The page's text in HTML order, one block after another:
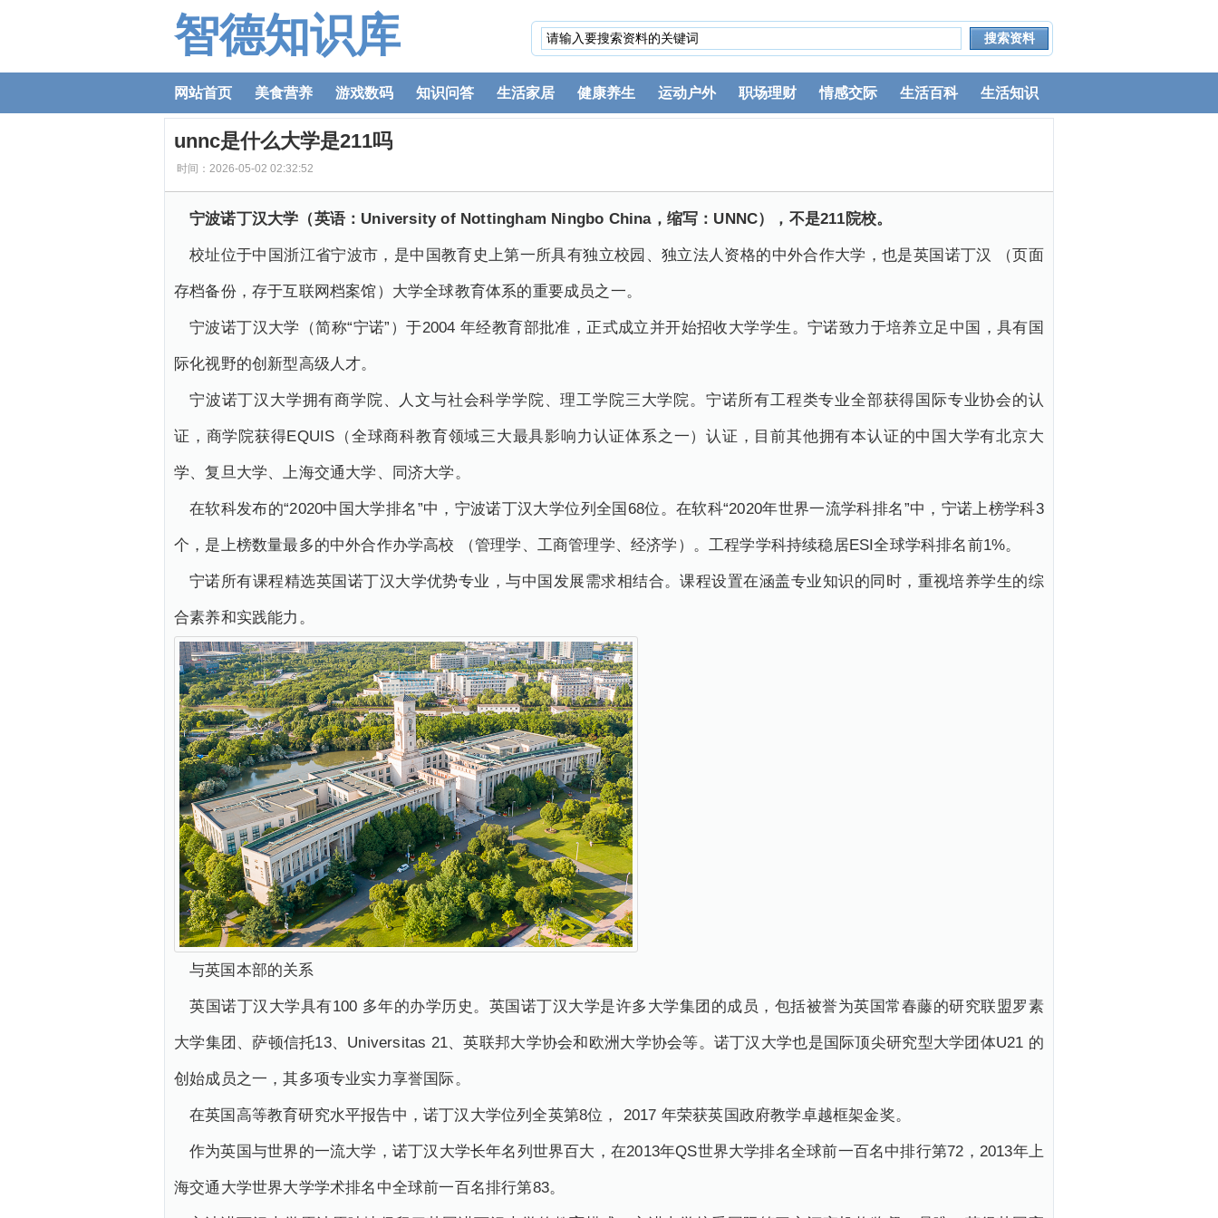
智德知识库
网站首页 美食营养 游戏数码 知识问答 生活家居 健康养生 运动户外 职场理财 情感交际 生活百科 生活知识
unnc是什么大学是211吗
时间：2026-05-02 02:32:52
宁波诺丁汉大学（英语：University of Nottingham Ningbo China，缩写：UNNC），不是211院校。
校址位于中国浙江省宁波市，是中国教育史上第一所具有独立校园、独立法人资格的中外合作大学，也是英国诺丁汉 （页面
存档备份，存于互联网档案馆）大学全球教育体系的重要成员之一。
宁波诺丁汉大学（简称“宁诺”）于2004 年经教育部批准，正式成立并开始招收大学学生。宁诺致力于培养立足中国，具有国
际化视野的创新型高级人才。
宁波诺丁汉大学拥有商学院、人文与社会科学学院、理工学院三大学院。宁诺所有工程类专业全部获得国际专业协会的认
证，商学院获得EQUIS（全球商科教育领域三大最具影响力认证体系之一）认证，目前其他拥有本认证的中国大学有北京大
学、复旦大学、上海交通大学、同济大学。
在软科发布的“2020中国大学排名”中，宁波诺丁汉大学位列全国68位。在软科“2020年世界一流学科排名”中，宁诺上榜学科3
个，是上榜数量最多的中外合作办学高校 （管理学、工商管理学、经济学）。工程学学科持续稳居ESI全球学科排名前1%。
宁诺所有课程精选英国诺丁汉大学优势专业，与中国发展需求相结合。课程设置在涵盖专业知识的同时，重视培养学生的综
合素养和实践能力。
与英国本部的关系
英国诺丁汉大学具有100 多年的办学历史。英国诺丁汉大学是许多大学集团的成员，包括被誉为英国常春藤的研究联盟罗素
大学集团、萨顿信托13、Universitas 21、英联邦大学协会和欧洲大学协会等。诺丁汉大学也是国际顶尖研究型大学团体U21 的
创始成员之一，其多项专业实力享誉国际。
在英国高等教育研究水平报告中，诺丁汉大学位列全英第8位， 2017 年荣获英国政府教学卓越框架金奖。
作为英国与世界的一流大学，诺丁汉大学长年名列世界百大，在2013年QS世界大学排名全球前一百名中排行第72，2013年上
海交通大学世界大学学术排名中全球前一百名排行第83。